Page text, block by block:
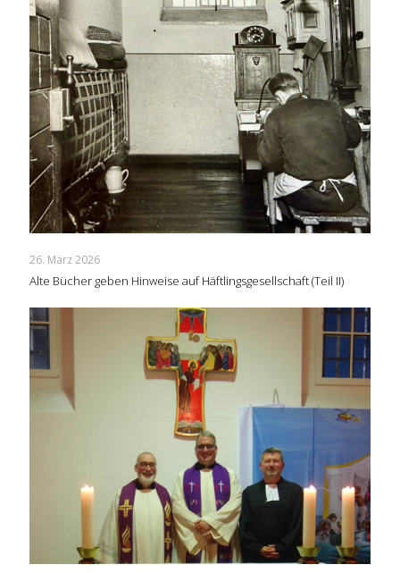
26. März 2026
Alte Bücher geben Hinweise auf Häftlingsgesellschaft (Teil II)